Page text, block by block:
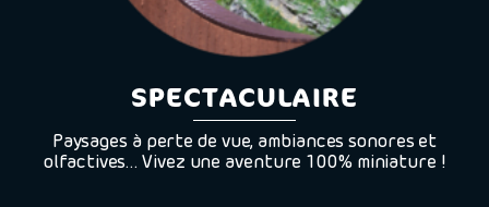
SPECTACULAIRE
Paysages à perte de vue, ambiances sonores et
olfactives… Vivez une aventure 100% miniature !